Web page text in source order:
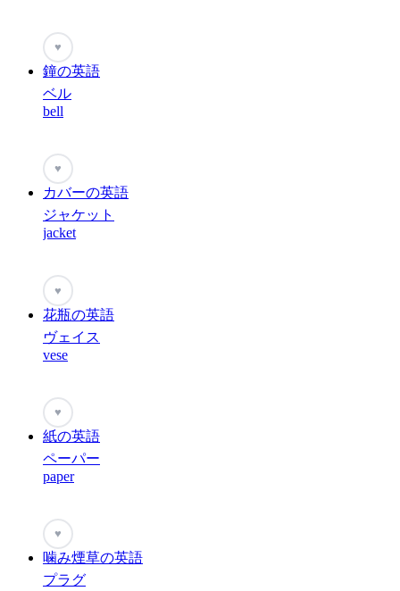
♥
鐘の英語
ベル
bell
♥
カバーの英語
ジャケット
jacket
♥
花瓶の英語
ヴェイス
vese
♥
紙の英語
ペーパー
paper
♥
噛み煙草の英語
プラグ